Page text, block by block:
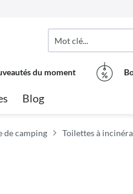
du moment
Blog
de camping Toilettes à